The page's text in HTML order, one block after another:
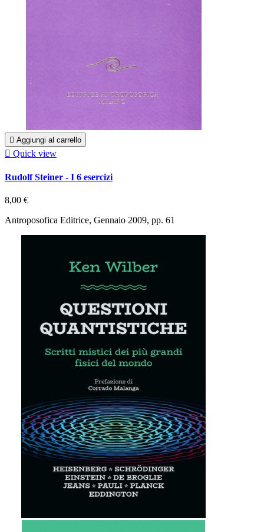
 Aggiungi al carrello
 Quick view
Rudolf Steiner - I 6 esercizi
8,00 €
Antroposofica Editrice, Gennaio 2009, pp. 61